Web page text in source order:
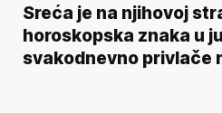
Sreća je na njihovoj
horoskopska znaka u
svakodnevno privlače